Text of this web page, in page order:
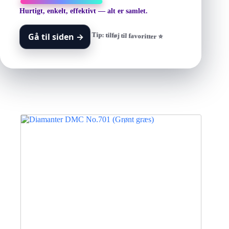
Hurtigt, enkelt, effektivt — alt er samlet.
Gå til siden → Tip: tilføj til favoritter ⭐